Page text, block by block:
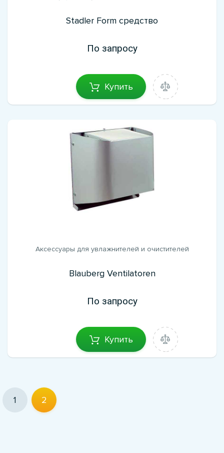
Stadler Form средство
По запросу
Купить
Аксессуары для увлажнителей и очистителей
Blauberg Ventilatoren
По запросу
Купить
1 2